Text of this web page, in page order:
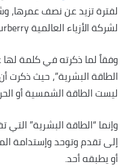
لفترة تزيد عن نصف عمرها،
لشركة الأزياء العالمية Burberry.
الطاقة البشرية”، حيث ذكرت
ليست الطاقة الشمسية أو
وإنما “الطاقة البشرية”
إلى تقدم وتوحد وإستدامة
أو يطبقه أحد.